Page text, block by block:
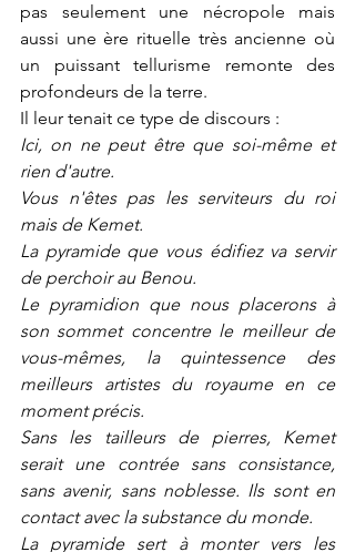
pas seulement une nécropole mais
aussi une ère rituelle très ancienne où
un puissant tellurisme remonte des
profondeurs de la terre.
Il leur tenait ce type de discours :
Ici, on ne peut être que soi-même et
rien d'autre.
Vous n'êtes pas les serviteurs du roi
mais de Kemet.
La pyramide que vous édifiez va servir
de perchoir au Benou.
Le pyramidion que nous placerons à
son sommet concentre le meilleur de
vous-mêmes, la quintessence des
meilleurs artistes du royaume en ce
moment précis.
Sans les tailleurs de pierres, Kemet
serait une contrée sans consistance,
sans avenir, sans noblesse. Ils sont en
contact avec la substance du monde.
La pyramide sert à monter vers les